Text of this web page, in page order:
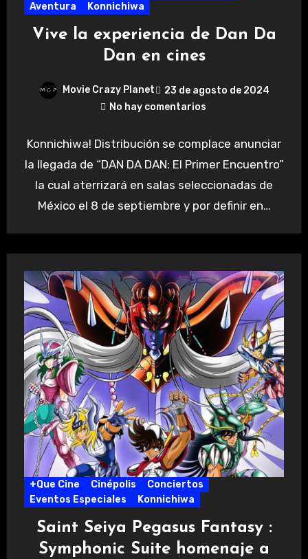
Aventura
Konnichiwa
Vive la experiencia de Dan Da
Dan en cines
Movie Crazy Planet
23 de agosto de 2024
No hay comentarios
Konnichiwa! Distribución se complace anunciar
la llegada de “DAN DA DAN: El Primer Encuentro”
la cual aterrizará en salas seleccionadas de
México el 8 de septiembre y por definir en…
+Que Cine Cinépolis
Conciertos
Eventos Especiales
Konnichiwa
Saint Seiya Pegasus Fantasy :
Symphonic Suite homenaje a